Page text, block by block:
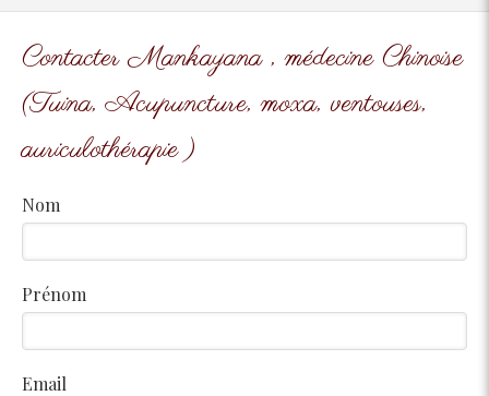
Contacter Mankayana , médecine Chinoise
(Tuina, Acupuncture, moxa, ventouses,
auriculothérapie )
Nom
Prénom
Email